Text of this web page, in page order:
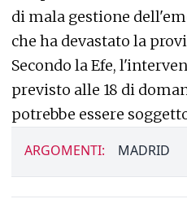
di mala gestione
che ha devastato la
Secondo la Efe,
previsto alle 18 di
potrebbe essere
ARGOMENTI: MADRID